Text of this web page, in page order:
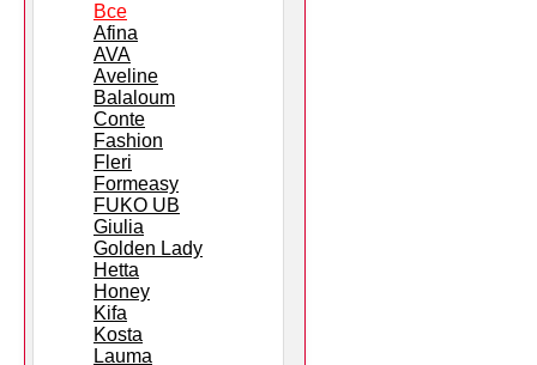
Все
Afina
AVA
Aveline
Balaloum
Conte
Fashion
Fleri
Formeasy
FUKO UB
Giulia
Golden Lady
Hetta
Honey
Kifa
Kosta
Lauma